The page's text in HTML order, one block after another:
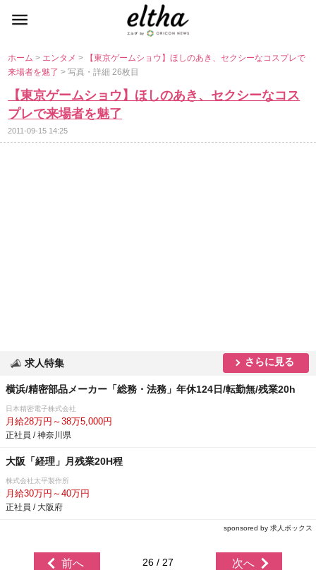
ホーム> エンタメ>
【東京ゲームショウ】ほしのあき、セクシーなコスプレで
来場者を魅了> 写真・詳細 26枚目
【東京ゲームショウ】ほしのあき、セクシーなコス
プレで来場者を魅了
2011-09-15 14:25
求人特集 さらに見る
横浜/精密部品メーカー「総務・法務」年休124日/転勤無/残業20h
日本精密電子株式会社
月給28万円～38万5,000円
正社員 / 神奈川県
大阪「経理」月残業20H程
株式会社太平製作所
月給30万円～40万円
正社員 / 大阪府
sponsored by 求人ボックス
前へ 26 / 27 次へ